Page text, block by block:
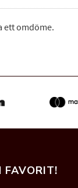
ett omdöme.
FAVORIT!